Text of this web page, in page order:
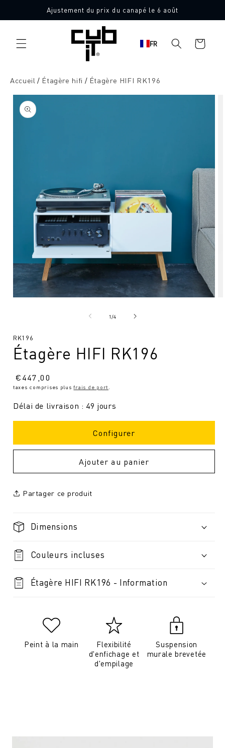
directement
au contenu
Ajustement du prix du canapé le 6 août
FR
Panier
d'achat
Accueil Étagère hifi Étagère HIFI RK196
l'information
sur le
produit
modal
1/de4
SKU
RK196
Étagère HIFI RK196
Prix
normal
€447,00
taxes comprises plusfrais de port
Délai de livraison : 49 jours
Configurer
Ajouter au panier
Partager ce produit
Dimensions
Couleurs incluses
Étagère HIFI RK196 - Information
Peint à la main
Flexibilité
d'enfichage et
d'empilage
Suspension
murale brevetée